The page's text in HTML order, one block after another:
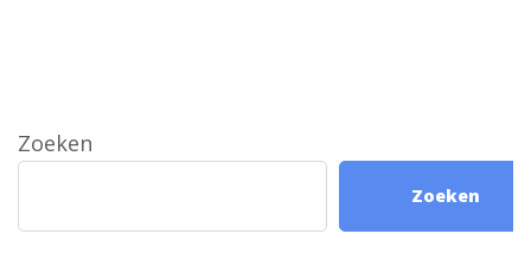
Zoeken
Zoeken